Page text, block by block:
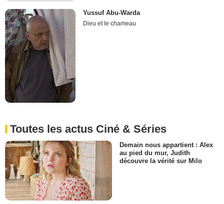
Yussuf Abu-Warda
Dieu et le chameau
Toutes les actus Ciné & Séries
Demain nous appartient : Alex
au pied du mur, Judith
découvre la vérité sur Milo